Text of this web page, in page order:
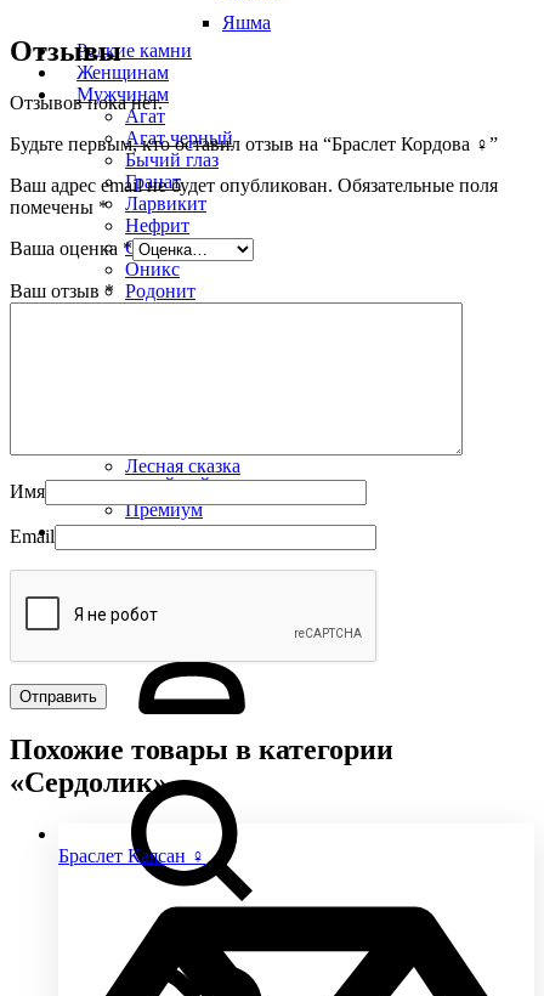
Яшма
Редкие камни
Женщинам
Мужчинам
Агат
Агат черный
Бычий глаз
Гранат
Ларвикит
Нефрит
Обсидиан
Оникс
Родонит
Лесная сказка
УРУЙ-АЙХАЛ
Премиум
Распродажа
Отзывы
Отзывов пока нет.
Будьте первым, кто оставил отзыв на “Браслет Кордова ♀”
Ваш адрес email не будет опубликован. Обязательные поля
помечены *
Ваша оценка *
Ваш отзыв *
Имя
Email
Похожие товары в категории
«Сердолик»
Браслет Каясан ♀